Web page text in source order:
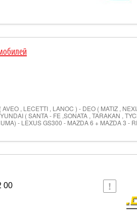
, LECETTI , LANOC ) - DEO ( MATIZ ,
( SANTA - FE ,SONATA , TARAKAN ,
- LEXUS GS300 - MAZDA 6 + MAZDA 3 -
00